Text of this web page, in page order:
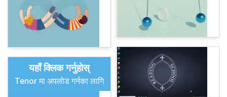
यहाँ क्लिक गर्नुहोस्
Tenor मा अपलोड गर्नका लागि